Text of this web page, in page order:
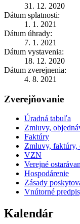
31. 12. 2020
Dátum splatnosti:
1. 1. 2021
Dátum úhrady:
7. 1. 2021
Dátum vystavenia:
18. 12. 2020
Dátum zverejnenia:
4. 8. 2021
Zverejňovanie
Úradná tabuľa
Zmluvy,
Faktúry
Zmluvy, faktúry,
VZN
Verejné
Hospodárenie
Zásady
Vnútorné
Kalendár